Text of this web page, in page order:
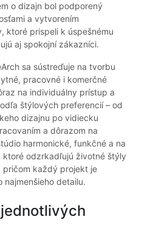
o dizajn bol podporený
a vytvorením
ktoré prispeli k úspešnému
aj spokojní zákazníci.
sa sústreďuje na tvorbu
pracovné i komerčné
na individuálny prístup a
štýlových preferencií – od
dizajnu po vidiecku
a dôrazom na
harmonické, funkčné a na
ktoré odzrkadľujú životné štýly
každý projekt je
detailu.